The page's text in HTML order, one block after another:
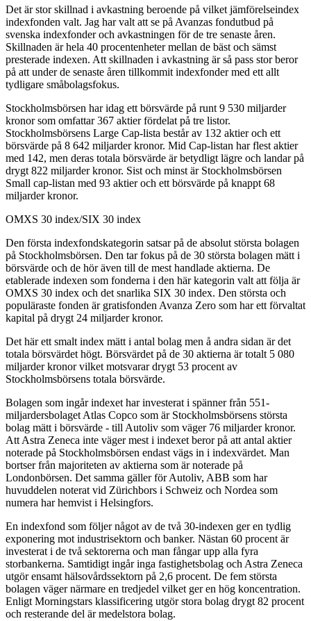
Det är stor skillnad i avkastning beroende på vilket jämförelseindex
indexfonden valt. Jag har valt att se på Avanzas fondutbud på
svenska indexfonder och avkastningen för de tre senaste åren.
Skillnaden är hela 40 procentenheter mellan de bäst och sämst
presterade indexen. Att skillnaden i avkastning är så pass stor beror
på att under de senaste åren tillkommit indexfonder med ett allt
tydligare småbolagsfokus.
Stockholmsbörsen har idag ett börsvärde på runt 9 530 miljarder
kronor som omfattar 367 aktier fördelat på tre listor.
Stockholmsbörsens Large Cap-lista består av 132 aktier och ett
börsvärde på 8 642 miljarder kronor. Mid Cap-listan har flest aktier
med 142, men deras totala börsvärde är betydligt lägre och landar på
drygt 822 miljarder kronor. Sist och minst är Stockholmsbörsen
Small cap-listan med 93 aktier och ett börsvärde på knappt 68
miljarder kronor.
OMXS 30 index/SIX 30 index
Den första indexfondskategorin satsar på de absolut största bolagen
på Stockholmsbörsen. Den tar fokus på de 30 största bolagen mätt i
börsvärde och de hör även till de mest handlade aktierna. De
etablerade indexen som fonderna i den här kategorin valt att följa är
OMXS 30 index och det snarlika SIX 30 index. Den största och
populäraste fonden är gratisfonden Avanza Zero som har ett förvaltat
kapital på drygt 24 miljarder kronor.
Det här ett smalt index mätt i antal bolag men å andra sidan är det
totala börsvärdet högt. Börsvärdet på de 30 aktierna är totalt 5 080
miljarder kronor vilket motsvarar drygt 53 procent av
Stockholmsbörsens totala börsvärde.
Bolagen som ingår indexet har investerat i spänner från 551-
miljardersbolaget Atlas Copco som är Stockholmsbörsens största
bolag mätt i börsvärde - till Autoliv som väger 76 miljarder kronor.
Att Astra Zeneca inte väger mest i indexet beror på att antal aktier
noterade på Stockholmsbörsen endast vägs in i indexvärdet. Man
bortser från majoriteten av aktierna som är noterade på
Londonbörsen. Det samma gäller för Autoliv, ABB som har
huvuddelen noterat vid Zürichbors i Schweiz och Nordea som
numera har hemvist i Helsingfors.
En indexfond som följer något av de två 30-indexen ger en tydlig
exponering mot industrisektorn och banker. Nästan 60 procent är
investerat i de två sektorerna och man fångar upp alla fyra
storbankerna. Samtidigt ingår inga fastighetsbolag och Astra Zeneca
utgör ensamt hälsovårdssektorn på 2,6 procent. De fem största
bolagen väger närmare en tredjedel vilket ger en hög koncentration.
Enligt Morningstars klassificering utgör stora bolag drygt 82 procent
och resterande del är medelstora bolag.